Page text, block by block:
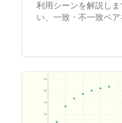
利用シーンを解説し
い、一致・不一致ペ
処理まで、具体例を